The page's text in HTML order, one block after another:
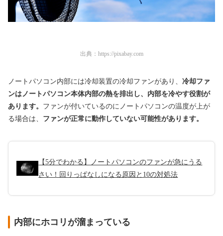
出典： https://pixabay.com
ノートパソコン内部には冷却装置の冷却ファンがあり、 冷却ファ
ンはノートパソコン本体内部の熱を排出し、内部を冷やす役割が
あります。 ファンが付いているのにノートパソコンの温度が上が
る場合は、 ファンが正常に動作していない可能性があります。
【5分でわかる】ノートパソコンのファンが急にうる
さい！回りっぱなしになる原因と10の対処法
内部にホコリが溜まっている